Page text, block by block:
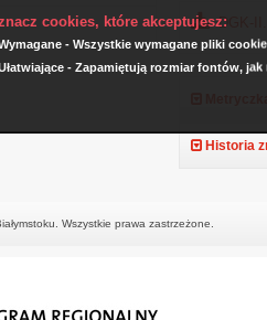
cookies, które akceptujesz:
- Wszystkie wymagane pliki
- Zapamiętują rozmiar fontów,
DGK-
Historia
Wszystkie prawa zastrzeżone.